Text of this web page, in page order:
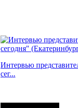
Интервью
сег...